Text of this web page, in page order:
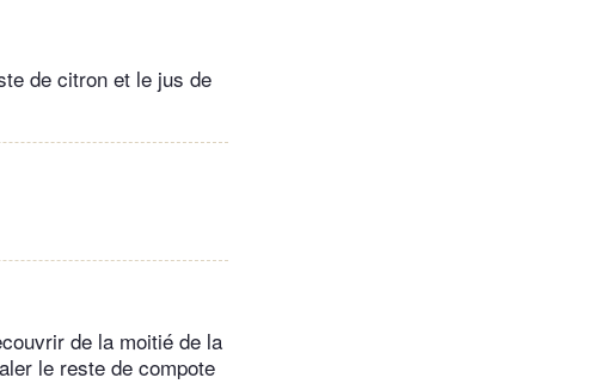
de citron et le jus de
de la moitié de la
le reste de compote